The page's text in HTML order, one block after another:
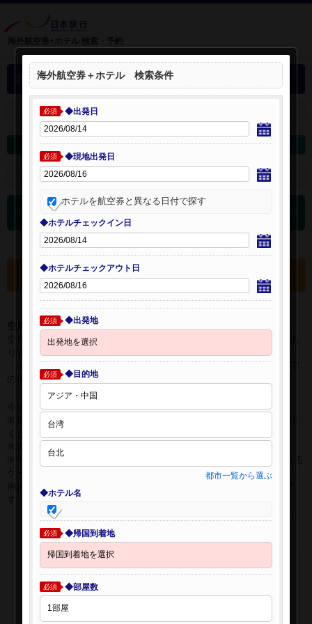
選択中の海外航空券+ホテル
選択中の航空券・ホテルを開く：
海外航空券を変更 海外ホテルを変更
検索条件を開く：
海外航空券 検索結果
選択中の航空券・ホテルを確認する
空席表示について：
空席状況は常に変更しますので、現在の空席を保証するものではあ
りません。
「○」は過去24時間以内に十分な空席が確認できた商品です。 数字
の場合は、現時点で座席数が少ない商品です。
※表示金額はオンライン予約時の金額です。
※座席クラスはご利用区間毎に異なる場合があります。必ずご確認
※表示時間はすべて現地時間・24時間表示です。
※午前0時以降に出発する深夜便について、搭乗日をお間違えになる
例)4月8日00：30出発の場合、搭乗手続きは4月7日22:30が目安で
海外航空券＋ホテル 検索条件
必須 ◆出発日
必須 ◆現地出発日
ホテルを航空券と異なる日付で探す
◆ホテルチェックイン日
◆ホテルチェックアウト日
必須 ◆出発地
必須 ◆目的地
都市一覧から選ぶ
◆ホテル名
必須 ◆帰国到着地
必須 ◆部屋数